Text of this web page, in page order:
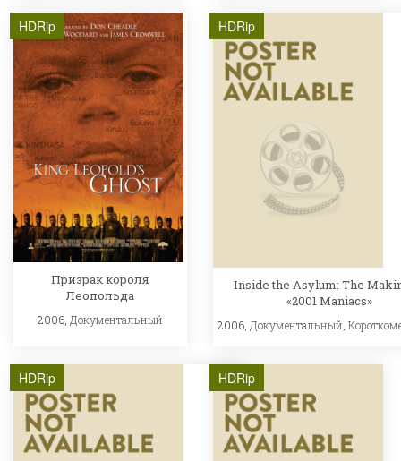
HDRip
Призрак короля
Леопольда
2006, Документальный
HDRip
Inside the Asylum: The
«2001 Maniacs»
2006,Документальный,
HDRip HDRip